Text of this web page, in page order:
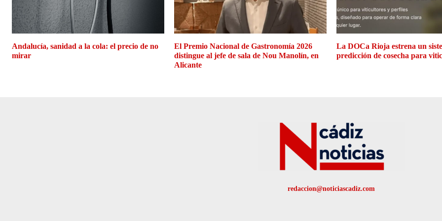
Andalucía, sanidad a la cola: el precio de no
mirar
El Premio Nacional de Gastronomía 2026
distingue al jefe de sala de Nou Manolín, en
Alicante
La DOCa Rioja estrena un
predicción de cosecha para
redaccion@noticiascadiz.com